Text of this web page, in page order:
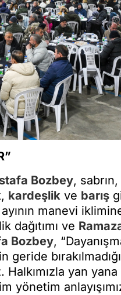
Bozbey,
kardeşlik ve barış
manevi
dağıtımı ve
Bozbey,
yan
yönetim